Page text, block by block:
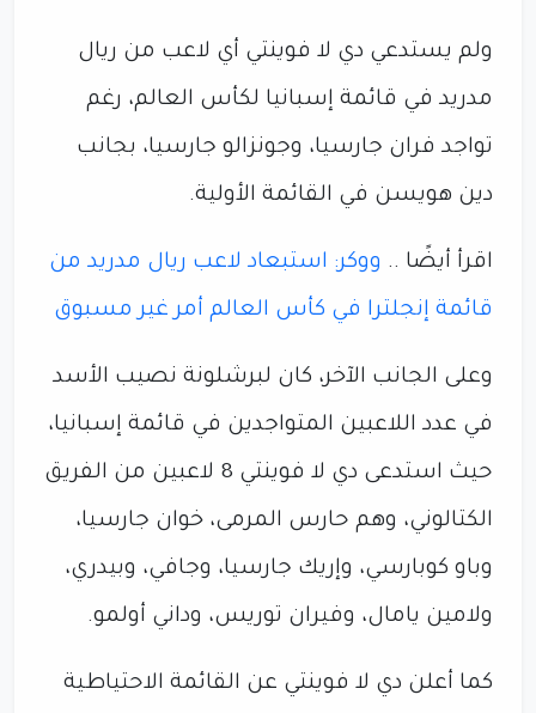
ولم يستدعي دي لا فوينتي أي لاعب من ريال
مدريد في قائمة إسبانيا لكأس العالم، رغم
تواجد فران جارسيا، وجونزالو جارسيا، بجانب
دين هويسن في القائمة الأولية.
اقرأ أيضًا .. ووكر: استبعاد لاعب ريال مدريد من
قائمة إنجلترا في كأس العالم أمر غير مسبوق
وعلى الجانب الآخر، كان لبرشلونة نصيب الأسد
في عدد اللاعبين المتواجدين في قائمة إسبانيا،
حيث استدعى دي لا فوينتي 8 لاعبين من الفريق
الكتالوني، وهم حارس المرمى، خوان جارسيا،
وباو كوبارسي، وإريك جارسيا، وجافي، وبيدري،
ولامين يامال، وفيران توريس، وداني أولمو.
كما أعلن دي لا فوينتي عن القائمة الاحتياطية